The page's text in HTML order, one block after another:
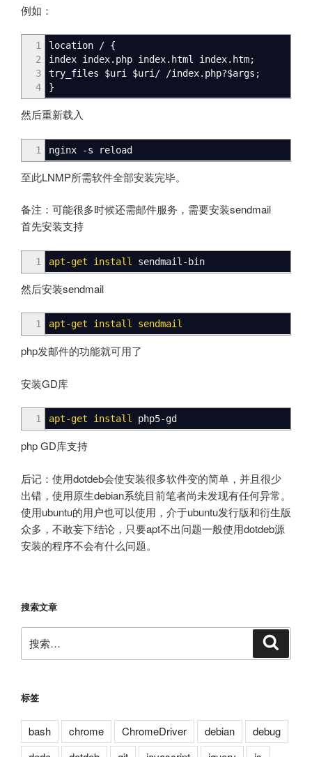
例如：
1
2
3
4
location / {
index index.php index.html index.htm;
try_files $uri $uri/ /index.php?$args ;
}
然后重新载入
1 nginx -s reload
至此LNMP所需软件全部安装完毕。
备注：可能很多时候还需邮件服务，需要安装sendmail
首先安装支持
1 apt-get install sendmail-bin
然后安装sendmail
1 apt-get install sendmail
php发邮件的功能就可用了
安装GD库
1 apt-get install php5-gd
php GD库支持
后记：使用dotdeb会使安装很多软件变的简单，并且很少
出错，使用原生debian系统目前笔者尚未发现有任何异常。
使用ubuntu的用户也可以使用，介于ubuntu发行版和衍生版
众多，不敢妄下结论，只要apt不出问题一般使用dotdeb源
安装的程序不会有什么问题。
搜索文章
索：
标签
bash chrome ChromeDriver debian
debug